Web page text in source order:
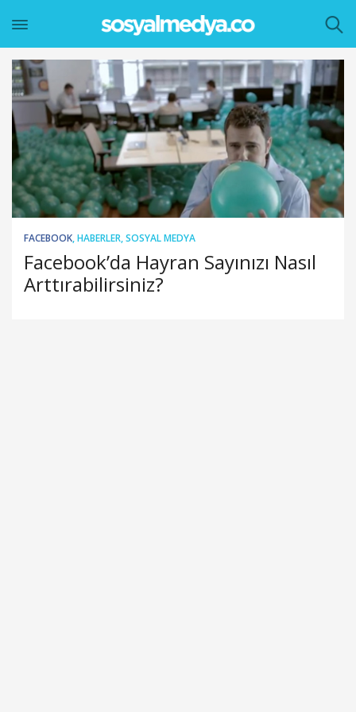
FACEBOOK,HABERLER,SOSYAL MEDYA
Facebook’da Hayran Sayınızı Nasıl
Arttırabilirsiniz?